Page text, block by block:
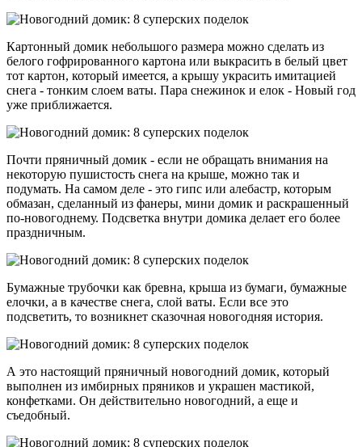
Картонный домик небольшого размера можно сделать из
белого гофрированного картона или выкрасить в белый цвет
тот картон, который имеется, а крышу украсить имитацией
снега - тонким слоем ваты. Пара снежинок и елок - Новый год
уже приближается.
Почти пряничный домик - если не обращать внимания на
некоторую пушистость снега на крыше, можно так и
подумать. На самом деле - это гипс или алебастр, которым
обмазан, сделанный из фанеры, мини домик и раскрашенный
по-новогоднему. Подсветка внутри домика делает его более
праздничным.
Бумажные трубочки как бревна, крыша из бумаги, бумажные
елочки, а в качестве снега, слой ваты. Если все это
подсветить, то возникнет сказочная новогодняя история.
А это настоящий пряничный новогодний домик, который
выполнен из имбирных пряников и украшен мастикой,
конфетками. Он действительно новогодний, а еще и
съедобный.